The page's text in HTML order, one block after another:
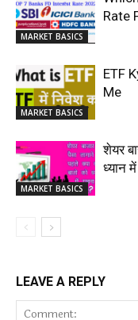
MARKET BASICS
Rate
MARKET BASICS
ETF
Me
MARKET BASICS
शेयर
ध्यान
LEAVE A REPLY